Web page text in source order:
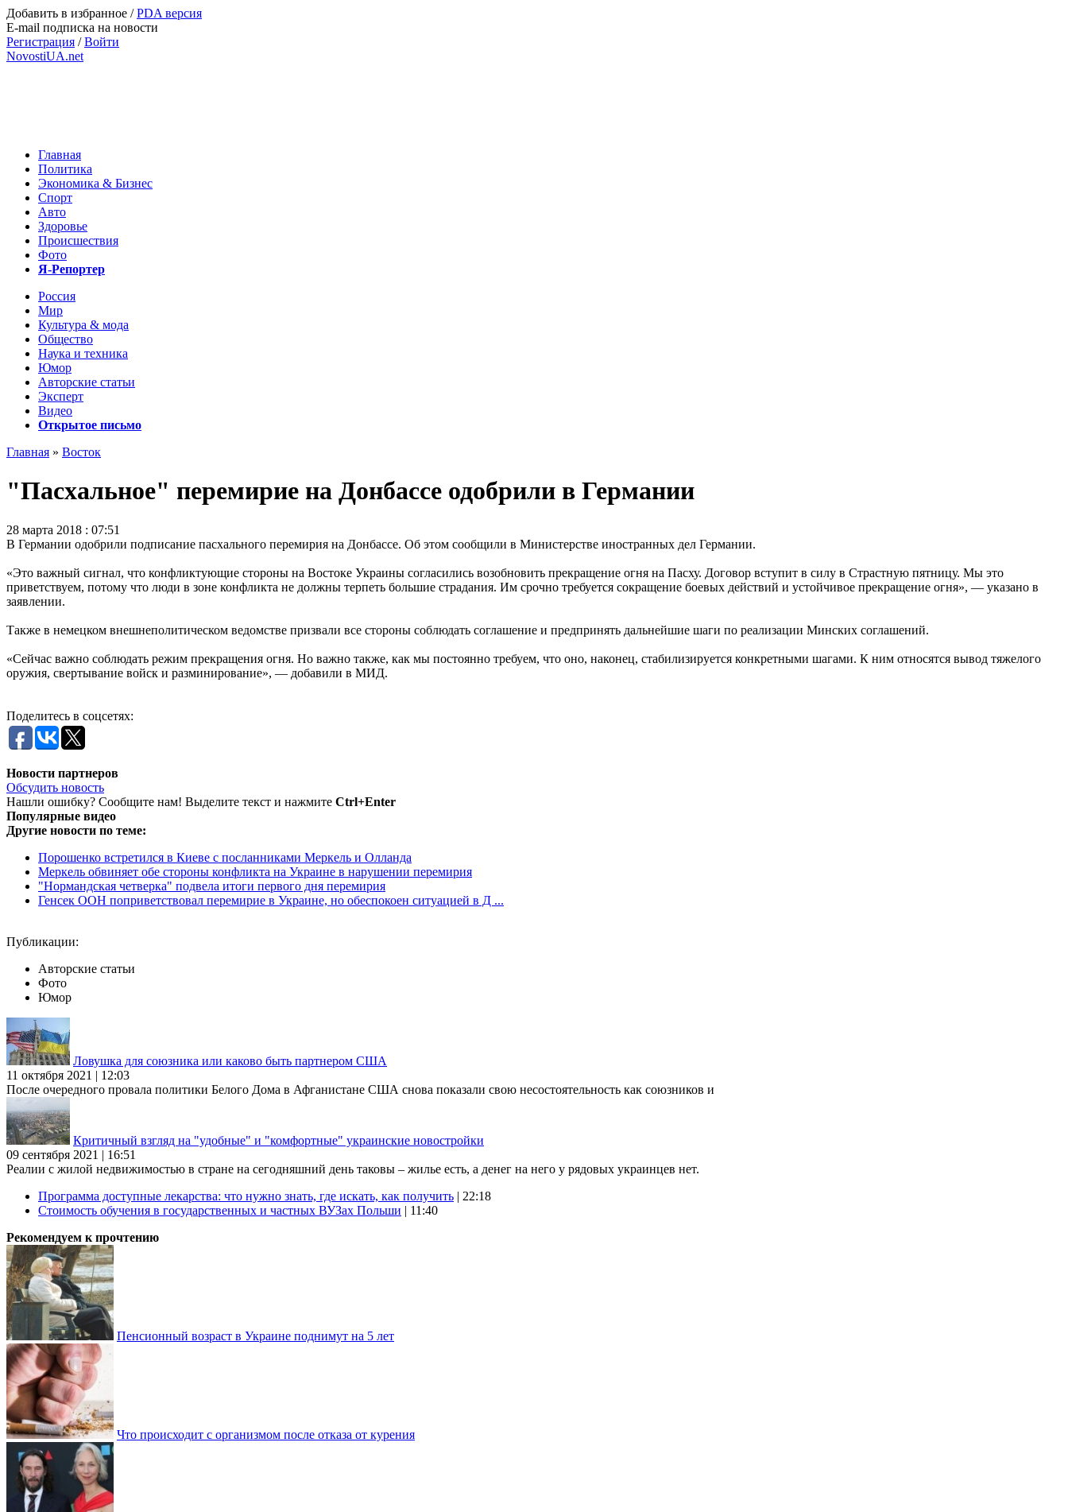
Добавить в избранное /PDA версия
E-mail подписка на новости
Регистрация /Войти
NovostiUA.net
Главная
Политика
Экономика & Бизнес
Спорт
Авто
Здоровье
Происшествия
Фото
Я-Репортер
Россия
Мир
Культура & мода
Общество
Наука и техника
Юмор
Авторские статьи
Эксперт
Видео
Открытое письмо
Главная » Восток
"Пасхальное" перемирие на Донбассе одобрили в Германии
28 марта 2018 : 07:51
В Германии одобрили подписание пасхального перемирия на Донбассе. Об этом сообщили в Министерстве иностранных дел Германии.
«Это важный сигнал, что конфликтующие стороны на Востоке Украины согласились возобновить прекращение огня на Пасху. Договор вступит в силу в Страстную пятницу. Мы это
приветствуем, потому что люди в зоне конфликта не должны терпеть большие страдания. Им срочно требуется сокращение боевых действий и устойчивое прекращение огня», — указано в
заявлении.
Также в немецком внешнеполитическом ведомстве призвали все стороны соблюдать соглашение и предпринять дальнейшие шаги по реализации Минских соглашений.
«Сейчас важно соблюдать режим прекращения огня. Но важно также, как мы постоянно требуем, что оно, наконец, стабилизируется конкретными шагами. К ним относятся вывод тяжелого
оружия, свертывание войск и разминирование», — добавили в МИД.
Поделитесь в соцсетях:
Новости партнеров
Обсудить новость
Нашли ошибку? Сообщите нам! Выделите текст и нажмите Ctrl+Enter
Популярные видео
Другие новости по теме:
Порошенко встретился в Киеве с посланниками Меркель и Олланда
Меркель обвиняет обе стороны конфликта на Украине в нарушении перемирия
"Нормандская четверка" подвела итоги первого дня перемирия
Генсек ООН поприветствовал перемирие в Украине, но обеспокоен ситуацией в Д ...
Публикации:
Авторские статьи
Фото
Юмор
Ловушка для союзника или каково быть партнером США
11 октября 2021 | 12:03
После очередного провала политики Белого Дома в Афганистане США снова показали свою несостоятельность как союзников и
Критичный взгляд на "удобные" и "комфортные" украинские новостройки
09 сентября 2021 | 16:51
Реалии с жилой недвижимостью в стране на сегодняшний день таковы – жилье есть, а денег на него у рядовых украинцев нет.
Программа доступные лекарства: что нужно знать, где искать, как получить | 22:18
Стоимость обучения в государственных и частных ВУЗах Польши | 11:40
Рекомендуем к прочтению
Пенсионный возраст в Украине поднимут на 5 лет
Что происходит с организмом после отказа от курения